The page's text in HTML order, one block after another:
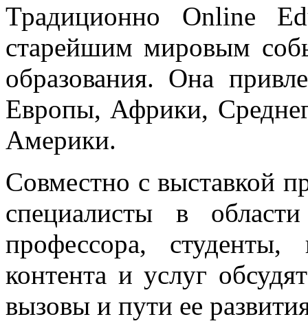
Традиционно Online
старейшим мировым
образования. Она
Европы, Африки,
Америки.
Совместно с выставкой
специалисты в области
профессора, студенты,
контента и услуг
вызовы и пути ее